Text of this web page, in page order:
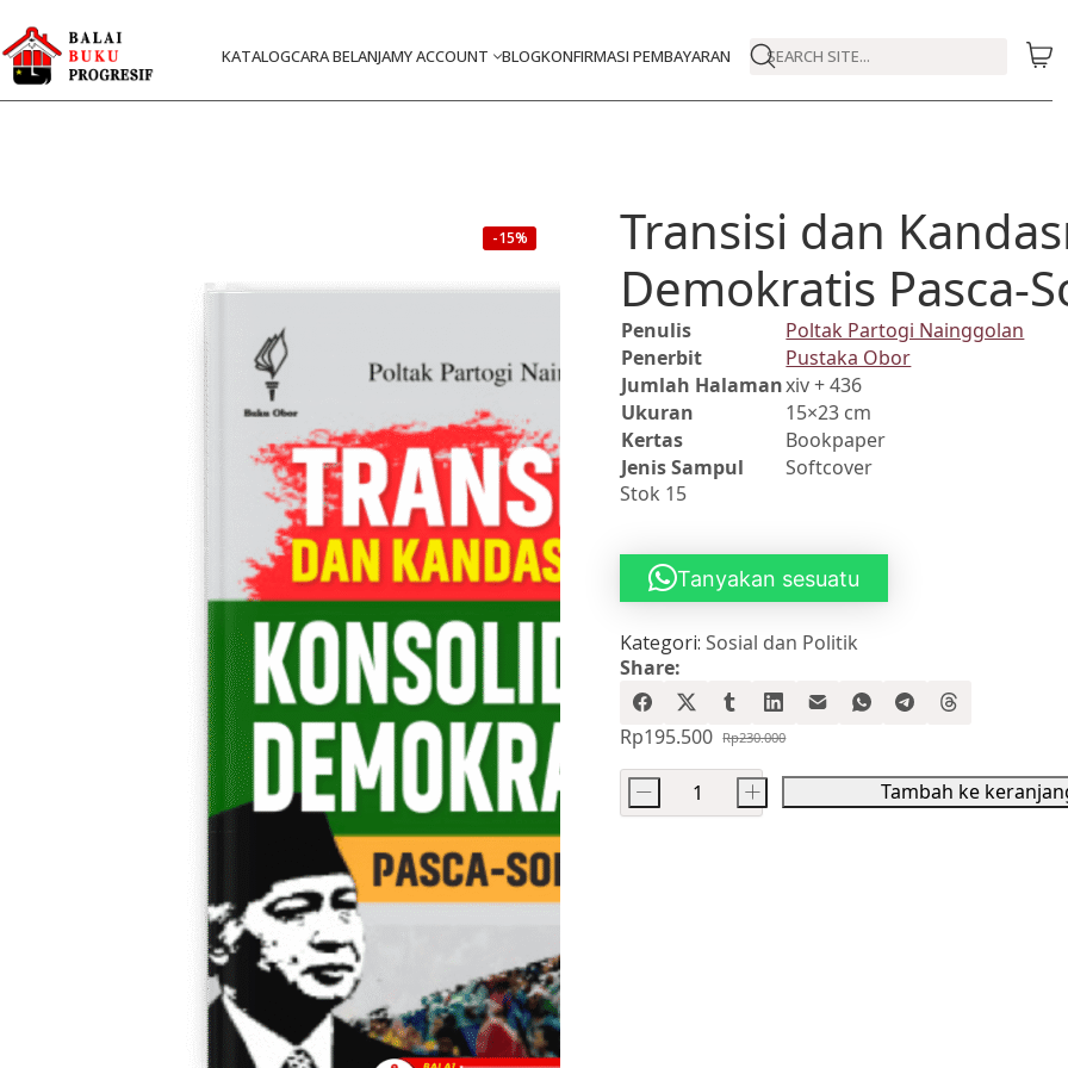
KATALOGCARA BELANJAMY ACCOUNT BLOGKONFIRMASI PEMBAYARAN SEARCH SITE...
-15%
Transisi dan
Demokratis Pasca-
Penulis
Poltak Partogi Nainggolan
Penerbit
Pustaka Obor
Jumlah Halamanxiv + 436
Ukuran
15×23 cm
Kertas
Bookpaper
Jenis Sampul
Softcover
Rp230.000
Harga
aslinya
adalah:
Rp230.000.
Rp195.500
Harga
saat
ini
adalah:
Stok 15
Tanyakan sesuatu
Kuantitas
- + Tambah ke
Kategori: Sosial dan Politik
Share: